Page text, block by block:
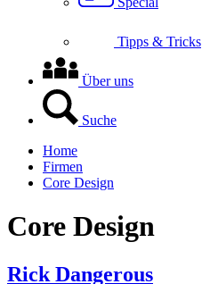
Tipps & Tricks
Über uns
Suche
Home
Firmen
Core Design
Core Design
Rick Dangerous